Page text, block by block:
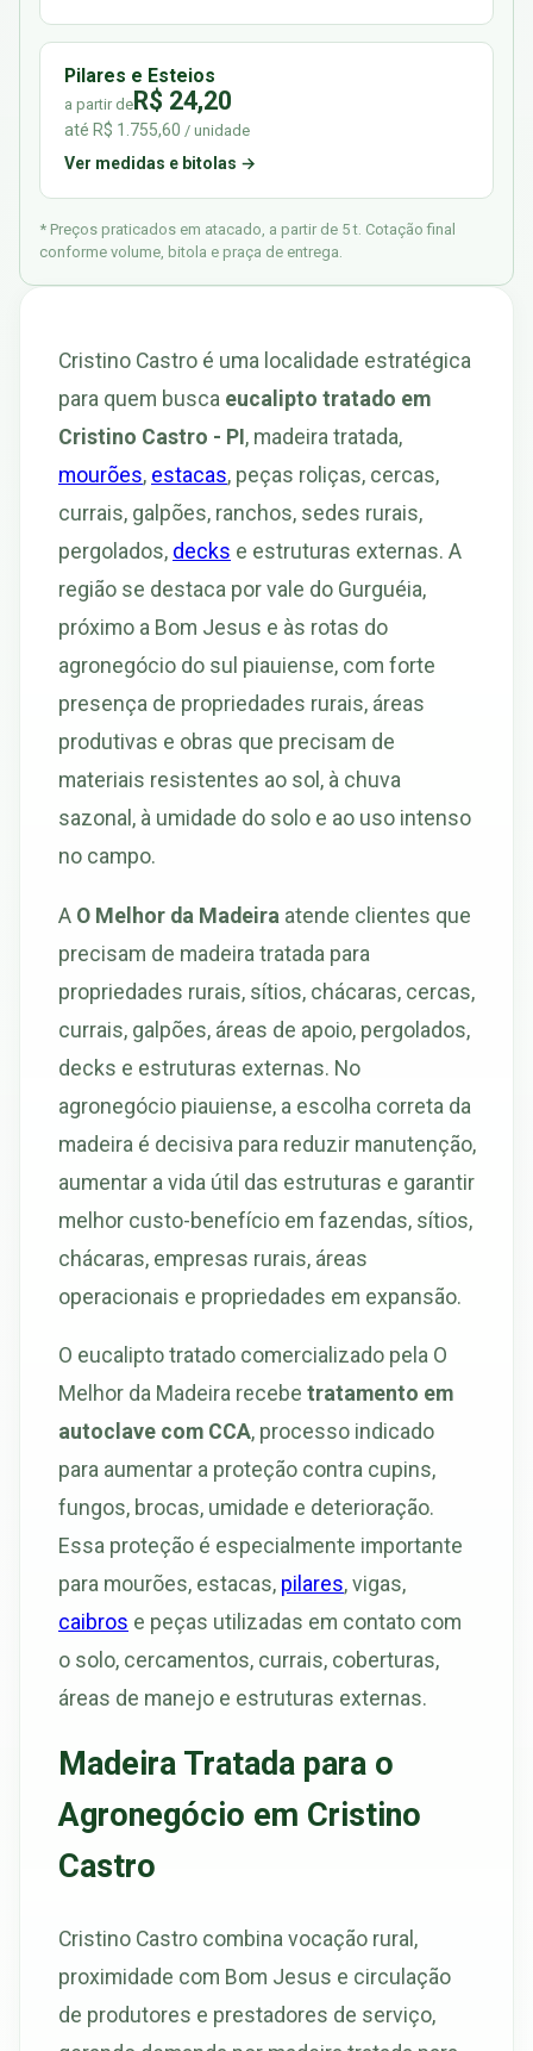
Pilares e Esteios
a partir deR$ 24,20
até R$ 1.755,60 / unidade
Ver medidas e bitolas →
* Preços praticados em atacado, a partir de 5 t. Cotação final
conforme volume, bitola e praça de entrega.
Cristino Castro é uma localidade estratégica
para quem busca eucalipto tratado em
Cristino Castro - PI, madeira tratada,
mourões, estacas, peças roliças, cercas,
currais, galpões, ranchos, sedes rurais,
pergolados, decks e estruturas externas. A
região se destaca por vale do Gurguéia,
próximo a Bom Jesus e às rotas do
agronegócio do sul piauiense, com forte
presença de propriedades rurais, áreas
produtivas e obras que precisam de
materiais resistentes ao sol, à chuva
sazonal, à umidade do solo e ao uso intenso
no campo.
A O Melhor da Madeira atende clientes que
precisam de madeira tratada para
propriedades rurais, sítios, chácaras, cercas,
currais, galpões, áreas de apoio, pergolados,
decks e estruturas externas. No
agronegócio piauiense, a escolha correta da
madeira é decisiva para reduzir manutenção,
aumentar a vida útil das estruturas e garantir
melhor custo-benefício em fazendas, sítios,
chácaras, empresas rurais, áreas
operacionais e propriedades em expansão.
O eucalipto tratado comercializado pela O
Melhor da Madeira recebe tratamento em
autoclave com CCA, processo indicado
para aumentar a proteção contra cupins,
fungos, brocas, umidade e deterioração.
Essa proteção é especialmente importante
para mourões, estacas, pilares, vigas,
caibros e peças utilizadas em contato com
o solo, cercamentos, currais, coberturas,
áreas de manejo e estruturas externas.
Madeira Tratada para o
Agronegócio em Cristino
Castro
Cristino Castro combina vocação rural,
proximidade com Bom Jesus e circulação
de produtores e prestadores de serviço,